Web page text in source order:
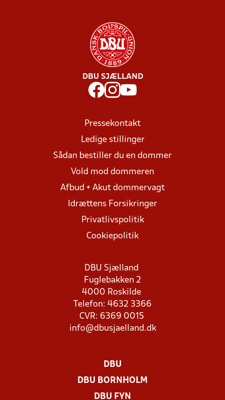
DBU SJÆLLAND
Pressekontakt
Ledige stillinger
Sådan bestiller du en dommer
Vold mod dommeren
Afbud + Akut dommervagt
Idrættens Forsikringer
Privatlivspolitik
Cookiepolitik
DBU Sjælland
Fuglebakken 2
4000 Roskilde
Telefon: 4632 3366
CVR: 6369 0015
info@dbusjaelland.dk
DBU
DBU BORNHOLM
DBU FYN